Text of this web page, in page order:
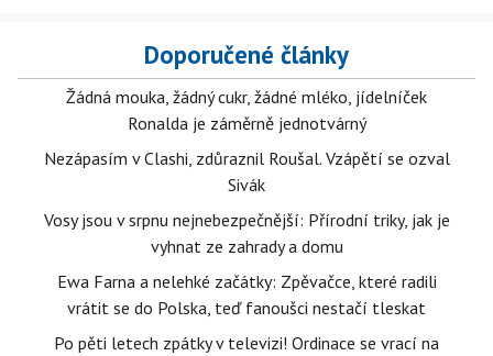
Doporučené články
Žádná mouka, žádný cukr, žádné mléko, jídelníček
Ronalda je záměrně jednotvárný
Nezápasím v Clashi, zdůraznil Roušal. Vzápětí se ozval
Sivák
Vosy jsou v srpnu nejnebezpečnější: Přírodní triky, jak je
vyhnat ze zahrady a domu
Ewa Farna a nelehké začátky: Zpěvačce, které radili
vrátit se do Polska, teď fanoušci nestačí tleskat
Po pěti letech zpátky v televizi! Ordinace se vrací na